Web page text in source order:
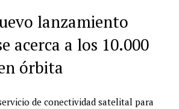
lanzamiento
acerca a los 10.000
órbita
de conectividad satelital para